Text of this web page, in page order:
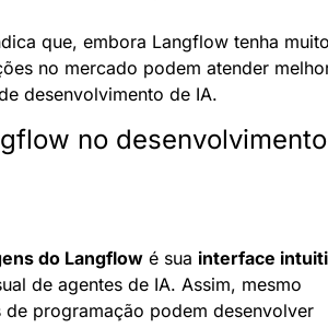
que, embora Langflow tenha
no mercado podem atender
desenvolvimento de IA.
no
do Langflow é sua interface
de agentes de IA. Assim, mesmo
de programação podem desenvolver